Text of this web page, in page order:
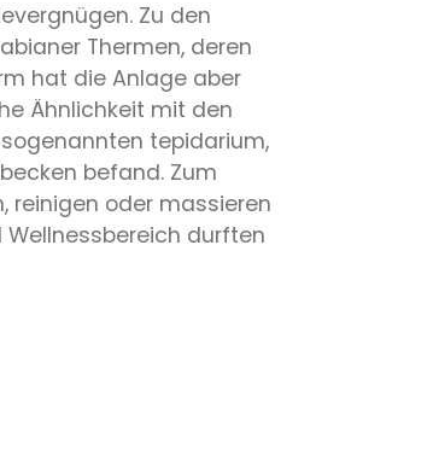
Zu den
Thermen, deren
hat die Anlage aber
Ähnlichkeit mit den
tepidarium,
befand. Zum
reinigen oder massieren
durften